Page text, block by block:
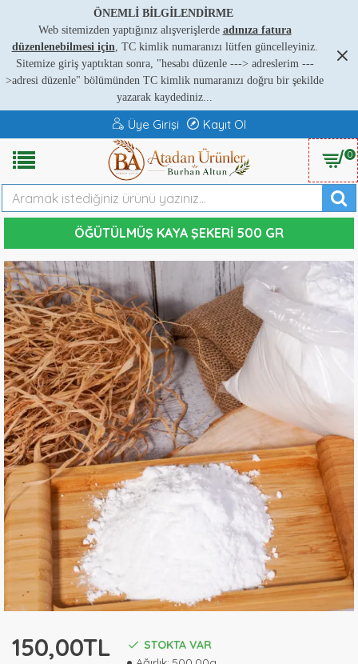
ÖNEMLİ BİLGİLENDİRME
Web sitemizden yaptığınız alışverişlerde adınıza fatura
düzenlenebilmesi için, TC kimlik numaranızı lütfen güncelleyiniz.
Sitemize giriş yaptıktan sonra, "hesabı düzenle ---> adreslerim ---
>adresi düzenle" bölümünden TC kimlik numaranızı doğru bir şekilde
yazarak kaydediniz...
Üye Girişi Kayıt Ol
0
ÖĞÜTÜLMÜŞ KAYA ŞEKERI 500 GR
150,00TL
STOKTA VAR